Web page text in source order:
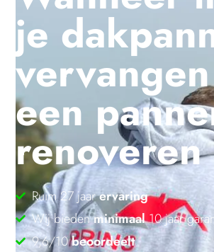
je
een
renoveren
Ruim 27 jaarervaring
Wij biedenminimaal10 jaar
9,6/10beoordeelt